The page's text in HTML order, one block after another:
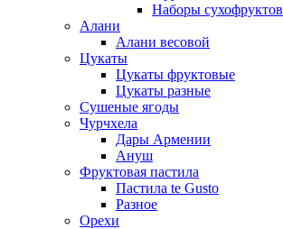
Наборы сухофруктов
Алани
Алани весовой
Цукаты
Цукаты фруктовые
Цукаты разные
Сушеные ягоды
Чурчхела
Дары Армении
Ануш
Фруктовая пастила
Пастила te Gusto
Разное
Орехи